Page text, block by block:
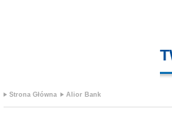
Strona Główna Alior Bank